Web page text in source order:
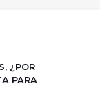
¿POR
PARA